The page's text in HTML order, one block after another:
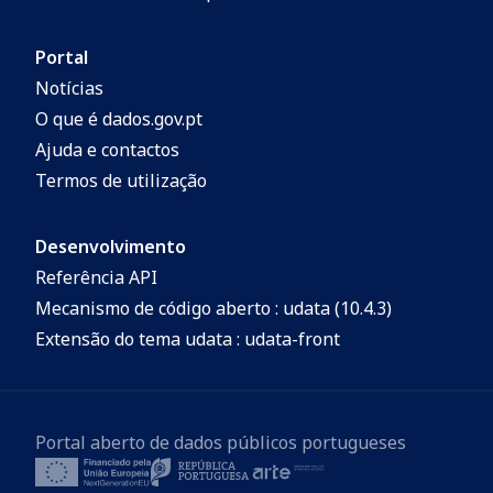
Portugal/España. Inst. Univ. de Geol.
“Isidro Parga Pondal”, Área de Xeoloxía e
Minería do Seminario de Estudos Galegos,
Coruña, 424 p.
autóctone, quer na parautóctone, segundo
os critérios propostos no Guia
Estratigráfico Internacional.
Portal
Notícias
O que é dados.gov.pt
Ajuda e contactos
Termos de utilização
Desenvolvimento
Referência API
Mecanismo de código aberto : udata (10.4.3)
Extensão do tema udata : udata-front
Portal aberto de dados públicos portugueses